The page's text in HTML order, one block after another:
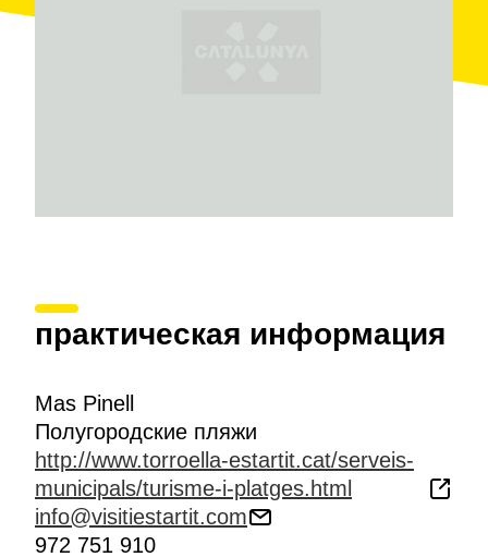
практическая информация
Mas Pinell
Полугородские пляжи
http://www.torroella-estartit.cat/serveis-
municipals/turisme-i-platges.html
info@visitiestartit.com
972 751 910